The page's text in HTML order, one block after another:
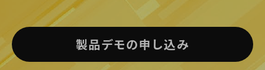
製品デモの申し込み